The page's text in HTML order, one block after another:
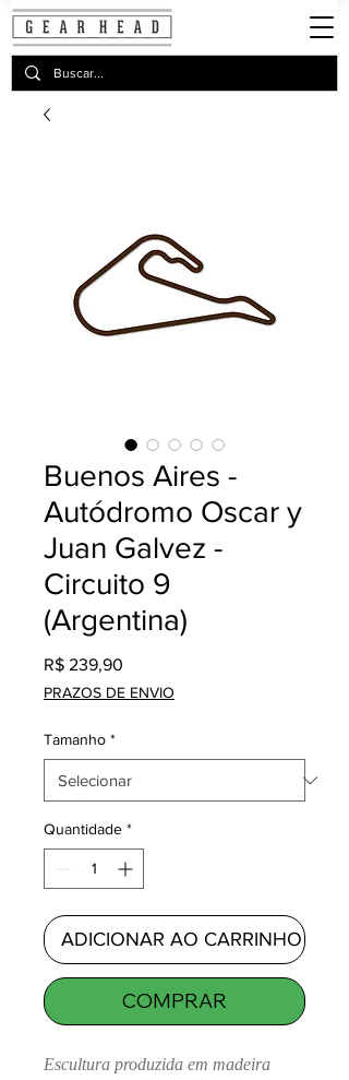
Buenos Aires -
Autódromo Oscar y
Juan Galvez -
Circuito 9
(Argentina)
R$ 239,90
PRAZOS DE ENVIO
Tamanho *
Quantidade *
ADICIONAR AO CARRINHO
COMPRAR
Escultura produzida em madeira